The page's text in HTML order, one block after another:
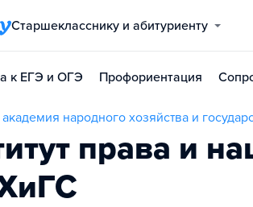
Старшекласснику и абитуриенту
к ЕГЭ и ОГЭ Профориентация
академия народного хозяйства и
права и